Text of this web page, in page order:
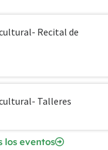
Recital de
Talleres
los eventos